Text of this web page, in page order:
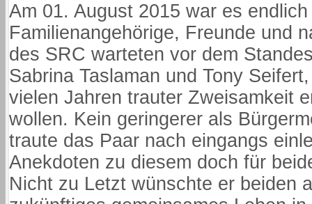
Am 01. August 2015 war es
Familienangehörige, Freunde und
des SRC warteten vor dem
Sabrina Taslaman und Tony
vielen Jahren trauter Zweisamkeit
wollen. Kein geringerer als
traute das Paar nach eingangs
Anekdoten zu diesem doch für
Nicht zu Letzt wünschte er beiden